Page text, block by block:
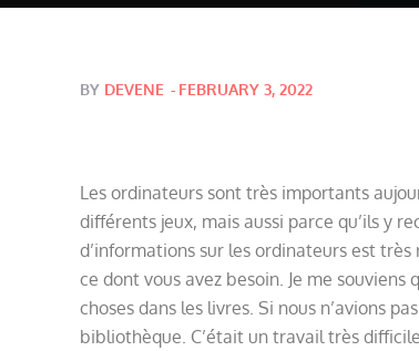
BY DEVENE Posted
FEBRUARY 3, 2022
Les ordinateurs sont très importants
différents jeux, mais aussi parce qu’ils y
d’informations sur les ordinateurs est
ce dont vous avez besoin. Je me
choses dans les livres. Si nous n’avions
bibliothèque. C’était un travail très